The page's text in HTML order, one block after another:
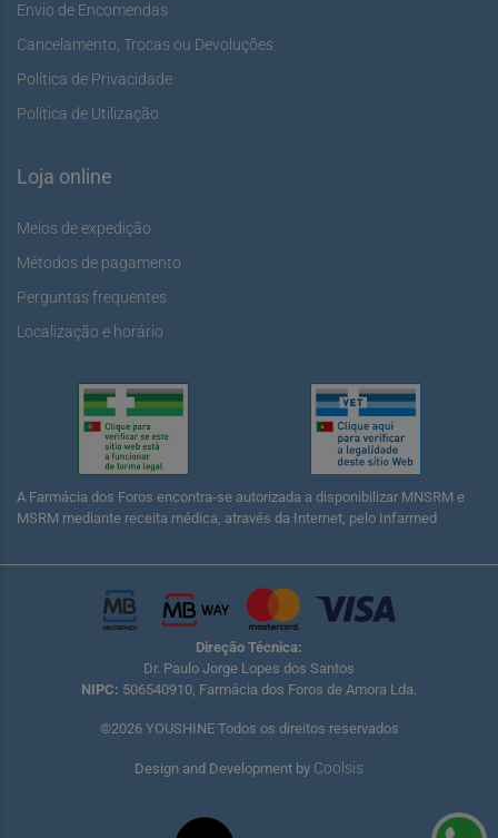
Envio de Encomendas
Cancelamento, Trocas ou Devoluções
Política de Privacidade
Política de Utilização
Loja online
Meios de expedição
Métodos de pagamento
Perguntas frequentes
Localização e horário
A Farmácia dos Foros encontra-se autorizada a disponibilizar MNSRM e
MSRM mediante receita médica, através da Internet, pelo Infarmed
Direção Técnica:
Dr. Paulo Jorge Lopes dos Santos
NIPC: 506540910, Farmácia dos Foros de Amora Lda.
©2026 YOUSHINE Todos os direitos reservados
Design and Development by Coolsis